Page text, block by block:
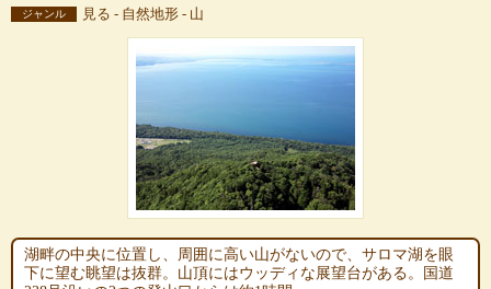
ジャンル 見る - 自然地形 - 山
湖畔の中央に位置し、周囲に高い山がないので、サロマ湖を眼
下に望む眺望は抜群。山頂にはウッディな展望台がある。国道